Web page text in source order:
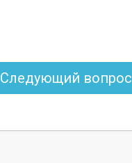
Следующий вопрос